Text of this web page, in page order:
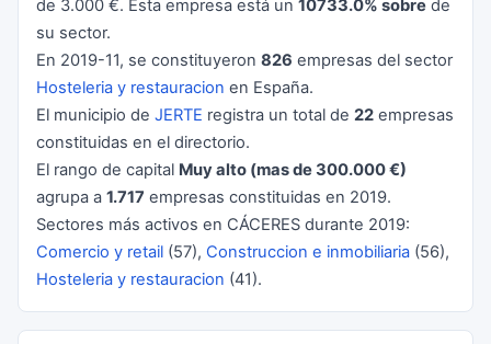
de 3.000 €. Esta empresa está un 10733.0% sobre de
su sector.
En 2019-11, se constituyeron 826 empresas del sector
Hosteleria y restauracion en España.
El municipio de JERTE registra un total de 22 empresas
constituidas en el directorio.
El rango de capital Muy alto (mas de 300.000 €)
agrupa a 1.717 empresas constituidas en 2019.
Sectores más activos en CÁCERES durante 2019:
Comercio y retail (57), Construccion e inmobiliaria (56),
Hosteleria y restauracion (41).